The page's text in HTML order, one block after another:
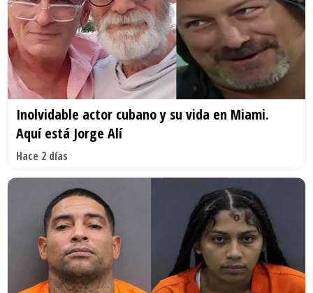
Inolvidable actor cubano y su vida en Miami.
Aquí está Jorge Alí
Hace 2 días